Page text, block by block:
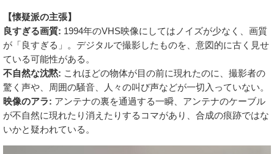
【懐疑派の主張】
良すぎる画質: 1994年のVHS映像にしてはノイズが少なく、画質
が「良すぎる」。デジタルで撮影したものを、意図的に古く見せ
ている可能性がある。
不自然な沈黙: これほどの物体が目の前に現れたのに、撮影者の
驚く声や、周囲の騒音、人々の叫び声などが一切入っていない。
映像のアラ: アンテナの裏を通過する一瞬、アンテナのケーブル
が不自然に現れたり消えたりするコマがあり、合成の痕跡ではな
いかと疑われている。